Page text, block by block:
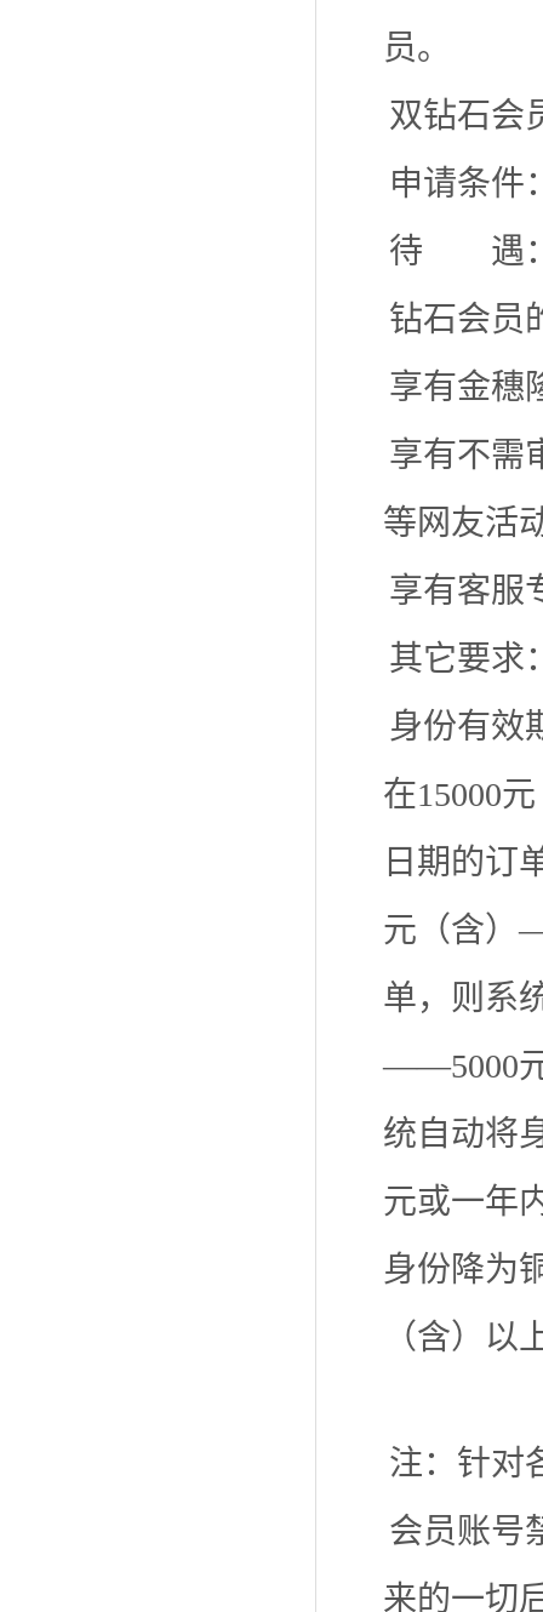
员。
双钻石会
申请条件
待 遇
钻石会员
享有金穗
享有不需
等网友活
享有客服
其它要求
身份有效
在15000
日期的订
元（含）
单，则系
——5000
统自动将
元或一年
身份降为
（含）
注：针对
会员账号
来的一切